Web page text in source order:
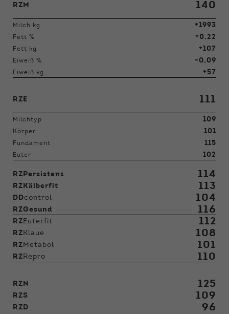
RZM 140
Milch kg +1993
Fett % +0,22
Fett kg +107
Eiweiß % -0,09
Eiweiß kg +57
RZE 111
Milchtyp 109
Körper 101
Fundament 115
Euter 102
RZPersistenz 114
RZKälberfit 113
DDcontrol 104
RZGesund 116
RZEuterfit 112
RZKlaue 108
RZMetabol 101
RZRepro 110
RZN 125
RZS 109
RZD 96